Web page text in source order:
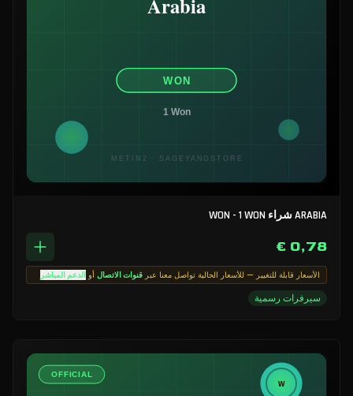
ARABIA شراء WON - 1 WON
0,78 €
الأسعار قابلة للتغيير — للأسعار الحالية تواصل معنا عبر قنوات الاتصال أو الدعم المباشر
سيرفرات رسمية